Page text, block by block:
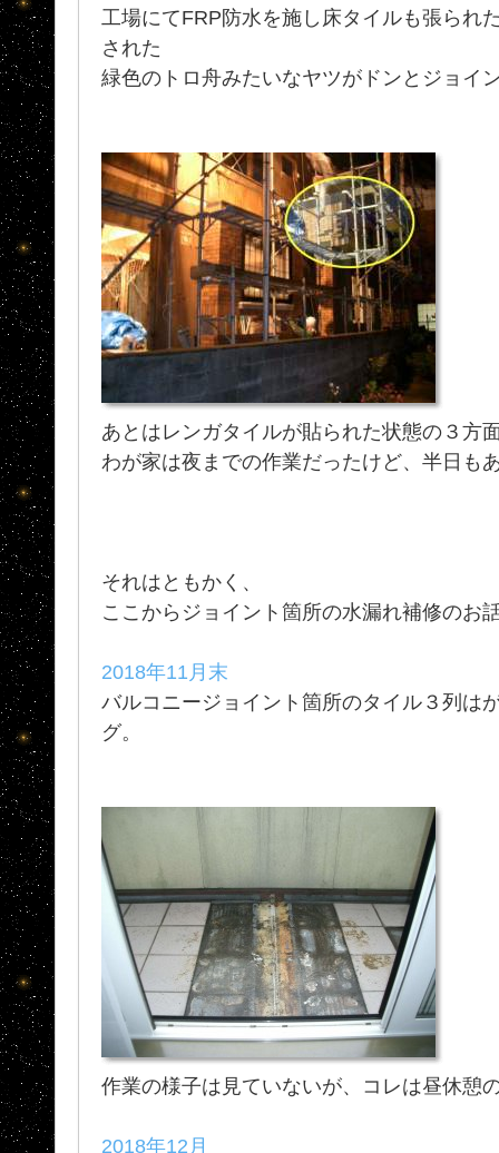
工場にてFRP防水を施し床タイルも張られ
された
緑色のトロ舟みたいなヤツがドンとジョイ
あとはレンガタイルが貼られた状態の３方
わが家は夜までの作業だったけど、半日も
それはともかく、
ここからジョイント箇所の水漏れ補修のお
2018年11月末
バルコニージョイント箇所のタイル３列は
グ。
作業の様子は見ていないが、コレは昼休憩
2018年12月